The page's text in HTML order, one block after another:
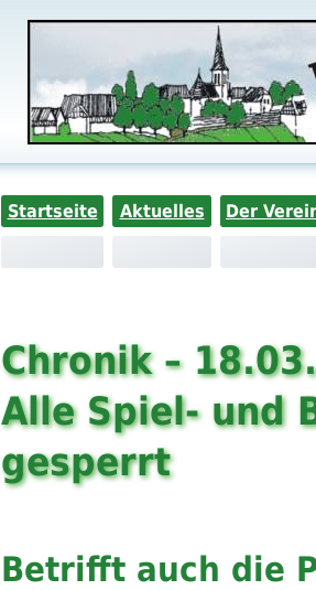
Startseite Aktuelles Der
Chronik –
Alle Spiel- und
gesperrt
Betrifft auch die